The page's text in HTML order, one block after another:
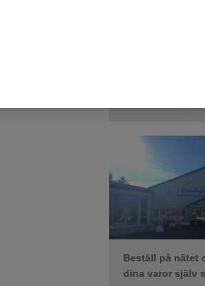
Vi
över hela
Kontakta
Beställ på nätet
dina varor själv